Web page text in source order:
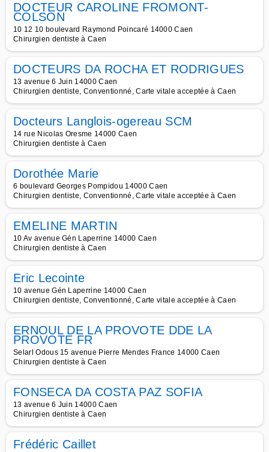
DOCTEUR CAROLINE FROMONT-
COLSON
10 12 10 boulevard Raymond Poincaré 14000 Caen
Chirurgien dentiste à Caen
DOCTEURS DA ROCHA ET RODRIGUES
13 avenue 6 Juin 14000 Caen
Chirurgien dentiste, Conventionné, Carte vitale acceptée à Caen
Docteurs Langlois-ogereau SCM
14 rue Nicolas Oresme 14000 Caen
Chirurgien dentiste à Caen
Dorothée Marie
6 boulevard Georges Pompidou 14000 Caen
Chirurgien dentiste, Conventionné, Carte vitale acceptée à Caen
EMELINE MARTIN
10 Av avenue Gén Laperrine 14000 Caen
Chirurgien dentiste à Caen
Eric Lecointe
10 avenue Gén Laperrine 14000 Caen
Chirurgien dentiste, Conventionné, Carte vitale acceptée à Caen
ERNOUL DE LA PROVOTE DDE LA
PROVOTE FR
Selarl Odous 15 avenue Pierre Mendes France 14000 Caen
Chirurgien dentiste à Caen
FONSECA DA COSTA PAZ SOFIA
13 avenue 6 Juin 14000 Caen
Chirurgien dentiste à Caen
Frédéric Caillet